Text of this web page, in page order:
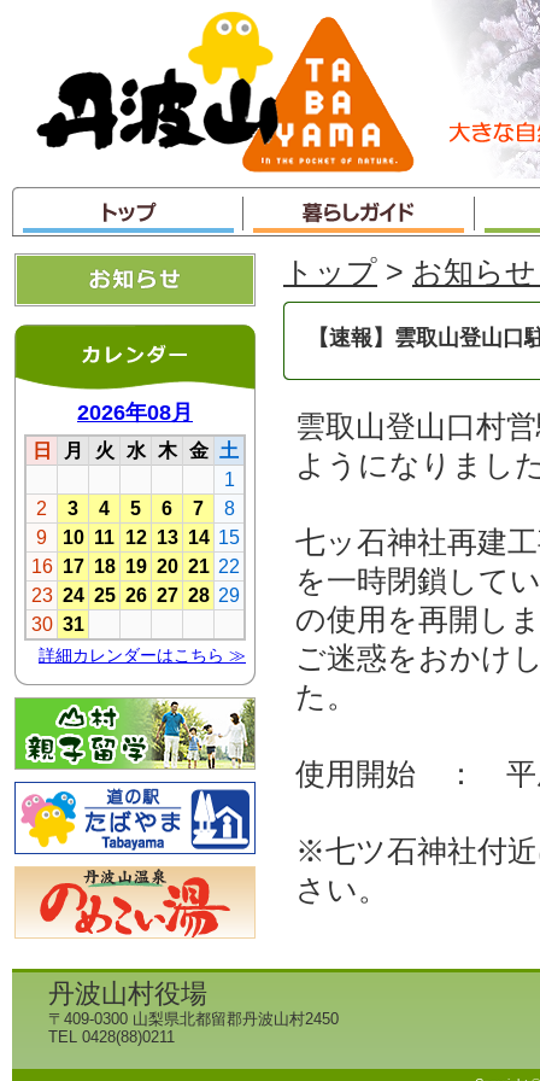
ャ
ン
プ
トップ > お知ら
【速報】雲取山登山口
雲取山登山口村
ようになりまし
七ッ石神社再建
を一時閉鎖して
の使用を再開し
ご迷惑をおかけ
た。
使用開始 ： 平
※七ツ石神社付
さい。
丹波山村役場
〒409-0300 山梨県北都留郡丹波山村2450
TEL 0428(88)0211